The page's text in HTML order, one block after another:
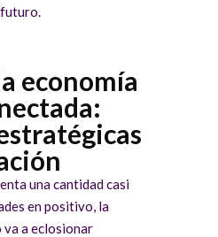
economía
una cantidad casi
en positivo, la
a eclosionar